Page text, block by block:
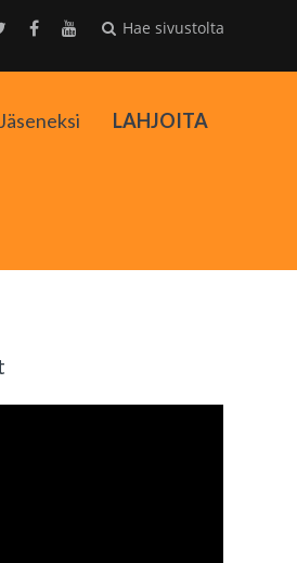
Hae sivustolta
Jäseneksi LAHJOITA